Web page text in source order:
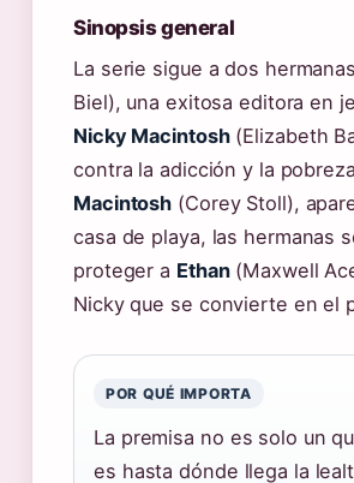
Sinopsis general
La serie sigue a dos
Biel), una exitosa editora en
Nicky Macintosh(Elizabeth
contra la adicción y la
Macintosh (Corey Stoll),
casa de playa, las hermanas
proteger a Ethan(Maxwell
Nicky que se convierte en el
POR QUÉ IMPORTA
La premisa no es solo un
es hasta dónde llega la